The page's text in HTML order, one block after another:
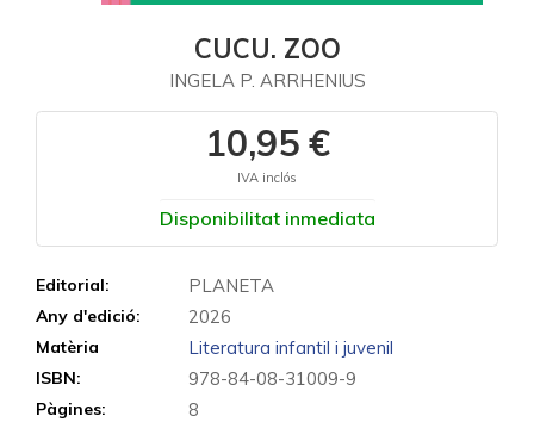
CUCU. ZOO
INGELA P. ARRHENIUS
10,95 €
IVA inclós
Disponibilitat inmediata
Editorial: PLANETA
Any d'edició: 2026
Matèria Literatura infantil i juvenil
ISBN: 978-84-08-31009-9
Pàgines: 8